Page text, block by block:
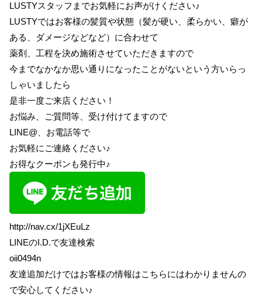
LUSTYスタッフまでお気軽にお声がけください♪
LUSTYではお客様の髪質や状態（髪が硬い、柔らかい、癖が
ある、ダメージなどなど）に合わせて
薬剤、工程を決め施術させていただきますので
今までなかなか思い通りになったことがないという方いらっ
しゃいましたら
是非一度ご来店ください！
お悩み、ご質問等、受け付けてますので
LINE@、お電話等で
お気軽にご連絡ください♪
お得なクーポンも発行中♪
http://nav.cx/1jXEuLz
LINEのI.D.で友達検索
oii0494n
友達追加だけではお客様の情報はこちらにはわかりませんの
で安心してください♪